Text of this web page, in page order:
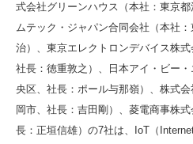
式会社グリーンハウス（本社：東京
ムテック・ジャパン合同会社（本社
治）、東京エレクトロンデバイス株式
社長：徳重敦之）、日本アイ・ビー
央区、社長：ポール与那嶺）、株式
岡市、社長：吉田剛）、菱電商事株
長：正垣信雄）の7社は、IoT（